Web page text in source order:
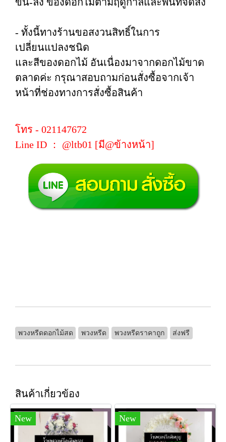
- ทั้งนี้ทางร้านขอสงวนสิทธิ์ในการ
เปลี่ยนแปลงชนิด
และสีของดอกไม้ อันเนื่องมาจากดอกไม้ขาด
ตลาดค่ะ กรุณาสอบถามก่อนสั่งซื้อจากเจ้า
หน้าที่ช่องทางการสั่งซื้อสินค้า
โทร - 021147672
Line ID ： @ltb01 [มี@ข้างหน้า]
พวงหรีดดอกไม้สด พวงหรีด พวงหรีดราคาถูก ส่งฟรี
สินค้าเกี่ยวข้อง
New New